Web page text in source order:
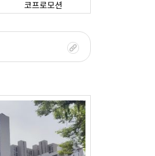
코프로모션